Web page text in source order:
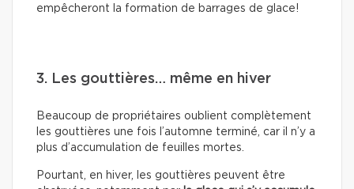
empêcheront la formation de barrages de glace!
3. Les gouttières… même en hiver
Beaucoup de propriétaires oublient complètement
les gouttières une fois l’automne terminé, car il n’y a
plus d’accumulation de feuilles mortes.
Pourtant, en hiver, les gouttières peuvent être